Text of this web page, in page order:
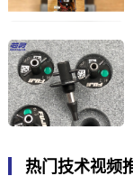
热门技术视频